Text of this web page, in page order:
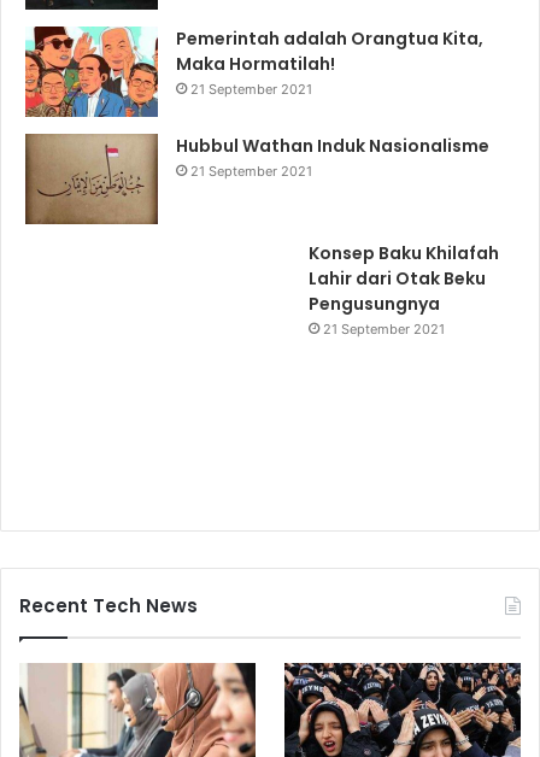
Pemerintah adalah Orangtua Kita,
Maka Hormatilah!
21 September 2021
Hubbul Wathan Induk Nasionalisme
21 September 2021
Konsep Baku Khilafah
Lahir dari Otak Beku
Pengusungnya
21 September 2021
Recent Tech News